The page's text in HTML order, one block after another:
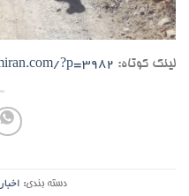
لینک کوتاه: ?p=3982
دسته بندی: